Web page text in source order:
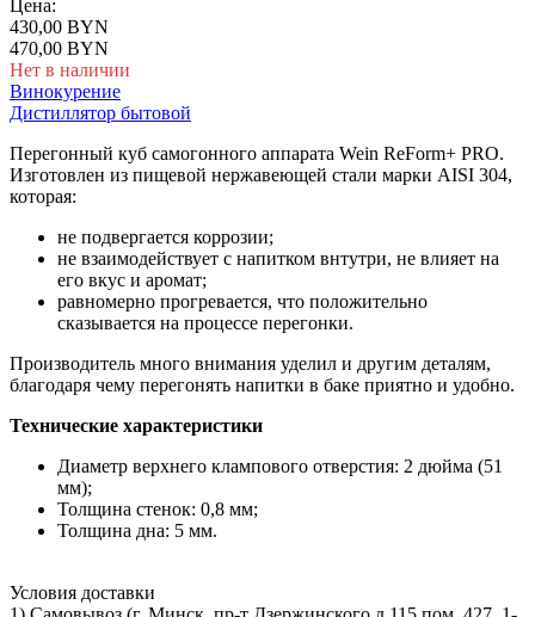
Цена:
430,00 BYN
470,00 BYN
Нет в наличии
Винокурение
Дистиллятор бытовой
Перегонный куб самогонного аппарата Wein ReForm+ PRO.
Изготовлен из пищевой нержавеющей стали марки AISI 304,
которая:
не подвергается коррозии;
не взаимодействует с напитком внтутри, не влияет на
его вкус и аромат;
равномерно прогревается, что положительно
сказывается на процессе перегонки.
Производитель много внимания уделил и другим деталям,
благодаря чему перегонять напитки в баке приятно и удобно.
Технические характеристики
Диаметр верхнего клампового отверстия: 2 дюйма (51
мм);
Толщина стенок: 0,8 мм;
Толщина дна: 5 мм.
Условия доставки